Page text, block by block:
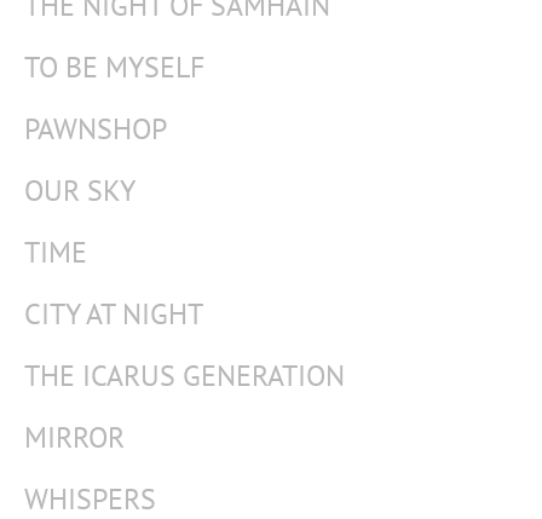
TO BE MYSELF
PAWNSHOP
OUR SKY
TIME
CITY AT NIGHT
THE ICARUS GENERATION
MIRROR
WHISPERS